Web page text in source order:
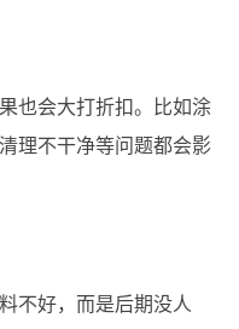
也会大打折扣。比如涂
理不干净等问题都会影
不好，而是后期没人